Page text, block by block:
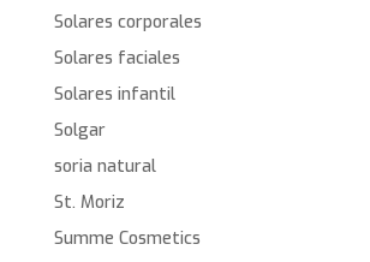
Solares corporales
Solares faciales
Solares infantil
Solgar
soria natural
St. Moriz
Summe Cosmetics